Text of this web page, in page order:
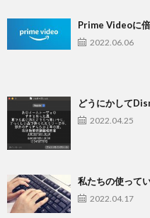
Prime Videoに
2022.06.06
どうにかして
2022.04.25
私たちの使って
2022.04.17